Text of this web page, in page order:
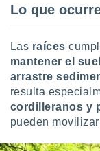
el
de
o a través
de
de
de
uso de
Lo que
Las raíces
mantener el
arrastre
resulta
cordilleranos y
pueden